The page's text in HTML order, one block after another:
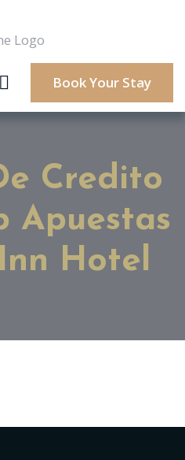
Book Your Stay
Credito
Apuestas
Hotel